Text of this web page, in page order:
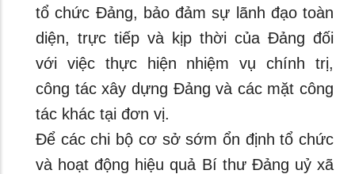
tổ chức Đảng, bảo đảm sự lãnh đạo toàn
diện, trực tiếp và kịp thời của Đảng đối
với việc thực hiện nhiệm vụ chính trị,
công tác xây dựng Đảng và các mặt công
tác khác tại đơn vị.
Để các chi bộ cơ sở sớm ổn định tổ chức
và hoạt động hiệu quả Bí thư Đảng uỷ xã